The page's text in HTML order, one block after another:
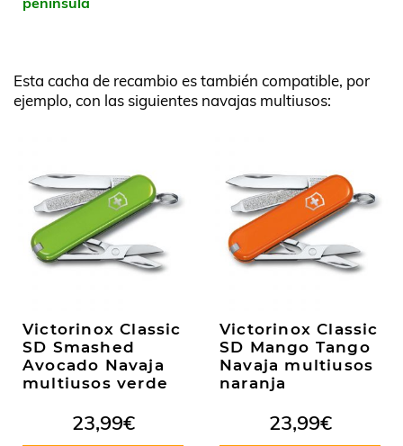
Esta cacha de recambio es también compatible, por
ejemplo, con las siguientes navajas multiusos:
Victorinox Classic
SD Smashed
Avocado Navaja
multiusos verde
23,99€
Victorinox Classic
SD Mango Tango
Navaja multiusos
naranja
23,99€